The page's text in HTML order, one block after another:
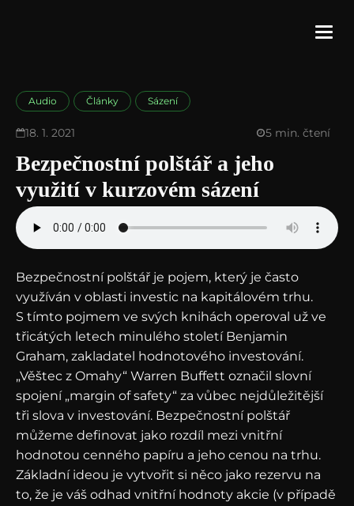
Audio Články Sázení
18. 1. 2021 5 min. čtení
Bezpečnostní polštář a jeho
využití v kurzovém sázení
Bezpečnostní polštář je pojem, který je často
využíván v oblasti investic na kapitálovém trhu.
S tímto pojmem ve svých knihách operoval už ve
třicátých letech minulého století Benjamin
Graham, zakladatel hodnotového investování.
„Věštec z Omahy“ Warren Buffett označil slovní
spojení „margin of safety“ za vůbec nejdůležitější
tři slova v investování. Bezpečnostní polštář
můžeme definovat jako rozdíl mezi vnitřní
hodnotou cenného papíru a jeho cenou na trhu.
Základní ideou je vytvořit si něco jako rezervu na
to, že je váš odhad vnitřní hodnoty akcie (v případě